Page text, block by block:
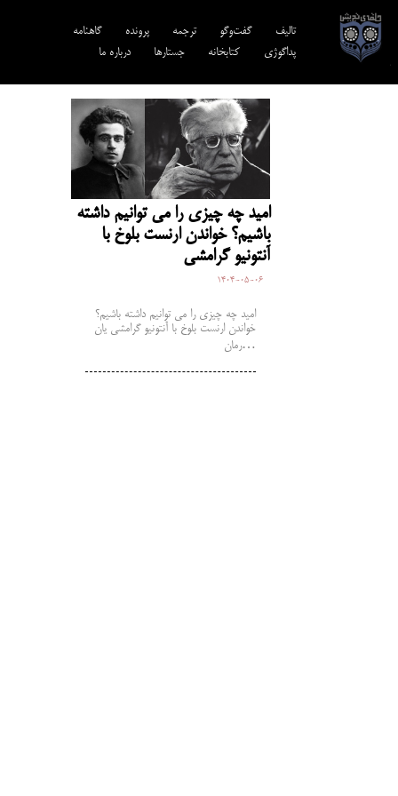
تالیف‎‌ گفت‌وگو ترجمه‌ پرونده
گاهنامه
پداگوژی
کتابخانه جستارها درباره ما
امید چه چیزی را می توانیم داشته
باشیم؟ خواندن ارنست بلوخ با
آنتونیو گرامشی
1404-05-06
امید چه چیزی را می توانیم داشته باشیم؟
خواندن ارنست بلوخ با آنتونیو گرامشی یان
رمان…